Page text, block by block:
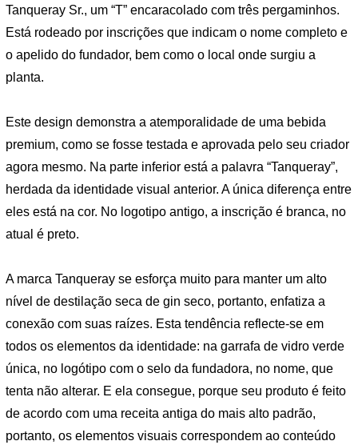
Tanqueray Sr., um “T” encaracolado com três pergaminhos.
Está rodeado por inscrições que indicam o nome completo e
o apelido do fundador, bem como o local onde surgiu a
planta.
Este design demonstra a atemporalidade de uma bebida
premium, como se fosse testada e aprovada pelo seu criador
agora mesmo. Na parte inferior está a palavra “Tanqueray”,
herdada da identidade visual anterior. A única diferença entre
eles está na cor. No logotipo antigo, a inscrição é branca, no
atual é preto.
A marca Tanqueray se esforça muito para manter um alto
nível de destilação seca de gin seco, portanto, enfatiza a
conexão com suas raízes. Esta tendência reflecte-se em
todos os elementos da identidade: na garrafa de vidro verde
única, no logótipo com o selo da fundadora, no nome, que
tenta não alterar. E ela consegue, porque seu produto é feito
de acordo com uma receita antiga do mais alto padrão,
portanto, os elementos visuais correspondem ao conteúdo